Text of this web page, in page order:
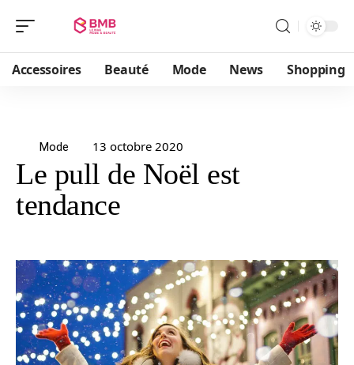
Accessoires Beauté Mode News Shopping
Mode 13 octobre 2020
Le pull de Noël est
tendance